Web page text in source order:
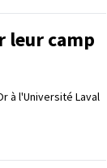
leur camp
à l'Université Laval